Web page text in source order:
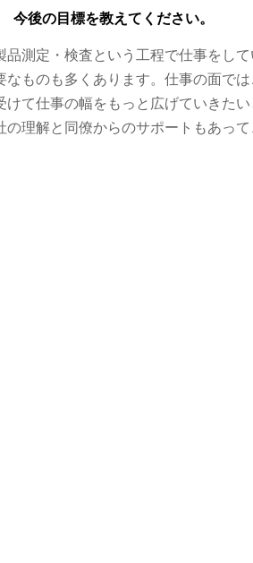
今後の目標を教えてください。
品測定・検査という工程で仕事をし
なものも多くあります。仕事の面で
けて仕事の幅をもっと広げていきた
の理解と同僚からのサポートもあっ